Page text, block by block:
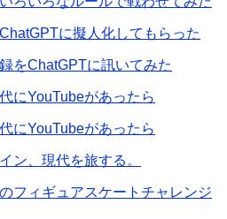
に擬人化してもらった
をChatGPTに訊いてみた
にYouTubeがあったら
にYouTubeがあったら
ン、現代を旅する。
フィギュアスケートチャレンジ